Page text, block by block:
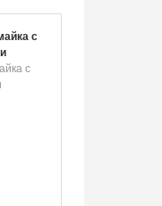
с
с